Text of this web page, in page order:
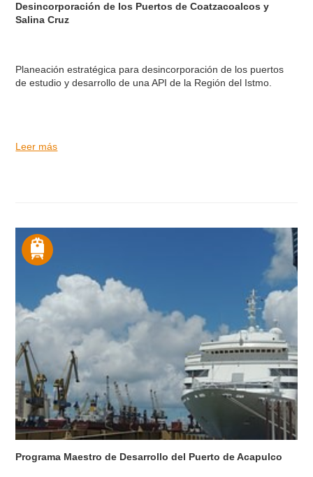
Desincorporación de los Puertos de Coatzacoalcos y
Salina Cruz
Planeación estratégica para desincorporación de los puertos
de estudio y desarrollo de una API de la Región del Istmo.
Leer más
Programa Maestro de Desarrollo del Puerto de Acapulco